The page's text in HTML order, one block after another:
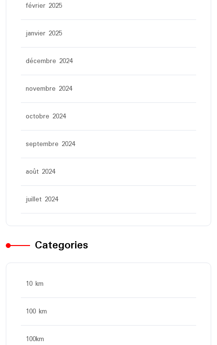
février 2025
janvier 2025
décembre 2024
novembre 2024
octobre 2024
septembre 2024
août 2024
juillet 2024
Categories
10 km
100 km
100km